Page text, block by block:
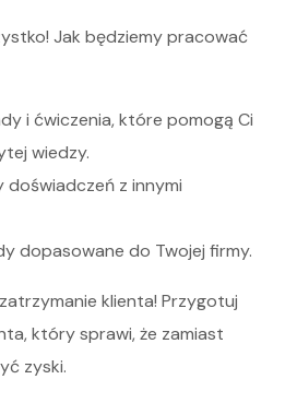
Jak będziemy pracować
i ćwiczenia, które pomogą Ci
wiedzy.
doświadczeń z innymi
dopasowane do Twojej firmy.
klienta! Przygotuj
który sprawi, że zamiast
zyski.